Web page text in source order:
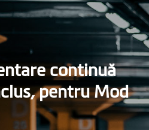
continuă
pentru Mod